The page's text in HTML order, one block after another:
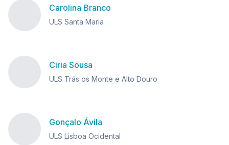
Carolina Branco
ULS Santa Maria
Ciria Sousa
ULS Trás os Monte e Alto Douro
Gonçalo Ávila
ULS Lisboa Ocidental